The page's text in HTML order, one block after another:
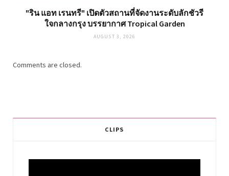
"ริน แอท เรนทรี" เปิดตัวสถานที่จัดงานระดับลักชัวรี
ใจกลางกรุง บรรยากาศ Tropical Garden
AUGUST 3, 2026
Comments are closed.
CLIPS